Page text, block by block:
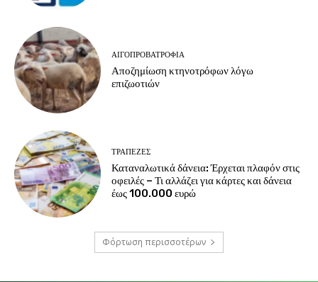
ΑΙΓΟΠΡΟΒΑΤΡΟΦΊΑ
Αποζημίωση κτηνοτρόφων λόγω
επιζωοτιών
ΤΡΆΠΕΖΕΣ
Καταναλωτικά δάνεια: Έρχεται πλαφόν στις
οφειλές – Τι αλλάζει για κάρτες και δάνεια
έως 100.000 ευρώ
Φόρτωση περισσοτέρων